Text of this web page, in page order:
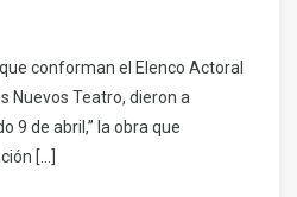
conforman el Elenco Actoral
Nuevos Teatro, dieron a
9 de abril,” la obra que
[…]